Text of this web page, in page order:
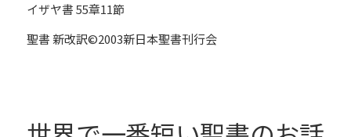
イザヤ書 55章11節
聖書 新改訳©2003新日本聖書刊行会